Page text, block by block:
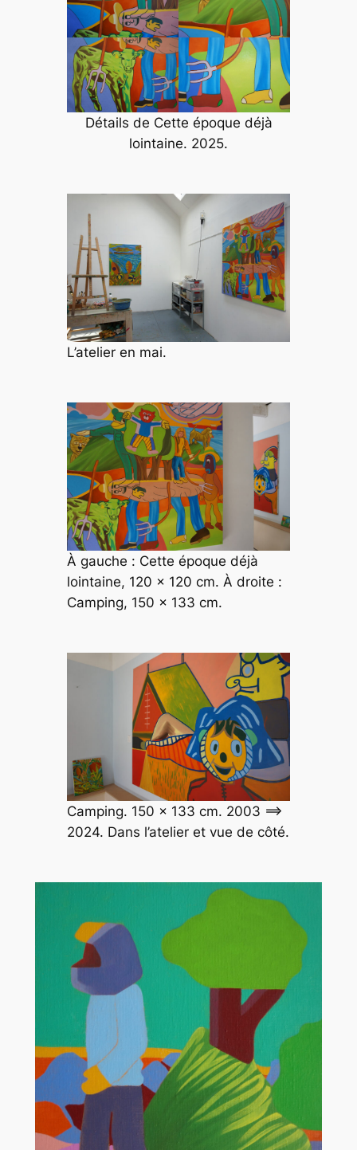
Détails de Cette époque déjà
lointaine. 2025.
L’atelier en mai.
À gauche : Cette époque déjà
lointaine, 120 x 120 cm. À droite :
Camping, 150 x 133 cm.
Camping. 150 x 133 cm. 2003 ==>
2024. Dans l’atelier et vue de côté.